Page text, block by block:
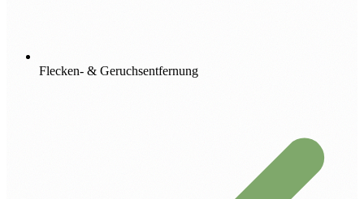
Flecken- & Geruchsentfernung